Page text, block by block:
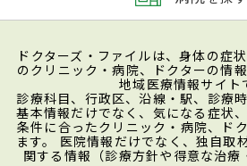
があるのではないかという
証明することはできなかっ
症状
ドクターズ・ファイルは、身体の症
のクリニック・病院、ドクターの情
地域医療情報サイト
診療科目、行政区、沿線・駅、診療
基本情報だけでなく、気になる症状
条件に合ったクリニック・病院、ド
ます。 医院情報だけでなく、独自取
関する情報（診療方針や得意な治療